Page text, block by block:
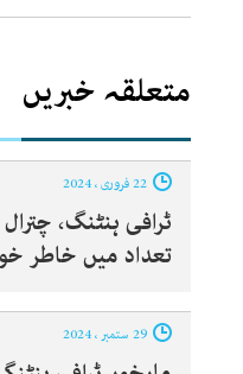
متعلقہ خبریں
ٹرافی ہنٹنگ،
تعداد میں خاطر